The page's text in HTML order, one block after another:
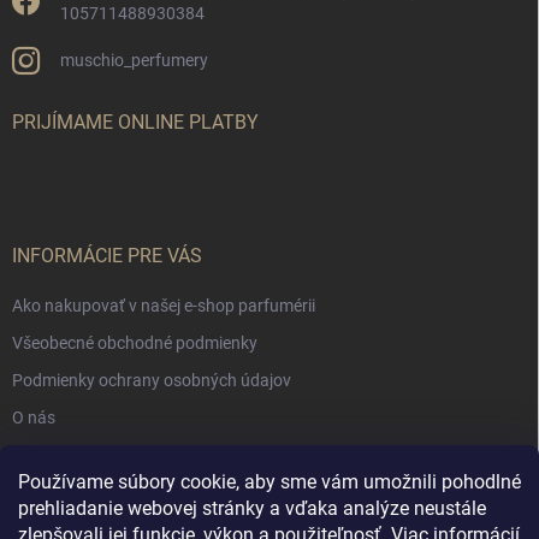
Používame súbory cookie, aby sme vám umožnili pohodlné
prehliadanie webovej stránky a vďaka analýze neustále
105711488930384
muschio_perfumery
PRIJÍMAME ONLINE PLATBY
INFORMÁCIE PRE VÁS
Ako nakupovať v našej e-shop parfumérii
Všeobecné obchodné podmienky
Podmienky ochrany osobných údajov
O nás
NÁKUPNÝ KOŠÍK